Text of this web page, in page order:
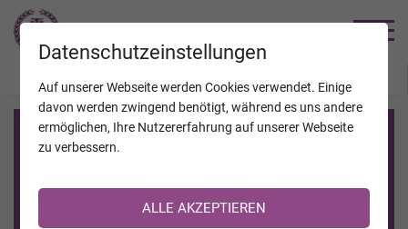
Registrierung auf TrauerHilfe.it
Sie sind noch nicht auf TrauerHilfe.it registriert?
>> zur kostenlosen Registrierung <<
Datenschutzeinstellungen
Auf unserer Webseite werden Cookies verwendet. Einige
davon werden zwingend benötigt, während es uns andere
ermöglichen, Ihre Nutzererfahrung auf unserer Webseite
zu verbessern.
ALLE AKZEPTIEREN
JAHRESTAGE KALENDER VERSTORBENE